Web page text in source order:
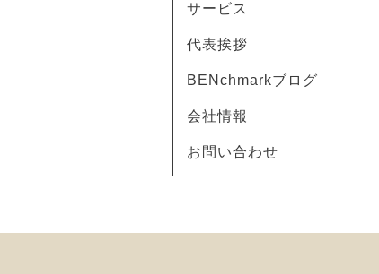
サービス
代表挨拶
BENchmarkブログ
会社情報
お問い合わせ